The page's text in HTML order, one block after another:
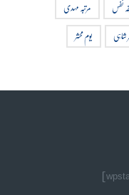
نفس
مرتبہ مہدی
شاہی یوم محشر